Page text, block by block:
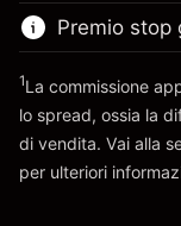
Vai alla
~$5,000.00
Denaro da
Vai alla
Premio stop
1La commissione
lo spread, ossia la
di vendita. Vai alla
per ulteriori